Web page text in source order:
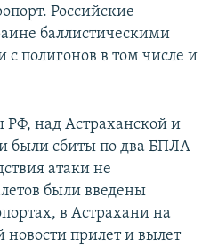
Российские
баллистическими
с полигонов в том числе и
над Астраханской и
были сбиты по два БПЛА
атаки не
были введены
в Астрахани на
прилет и вылет